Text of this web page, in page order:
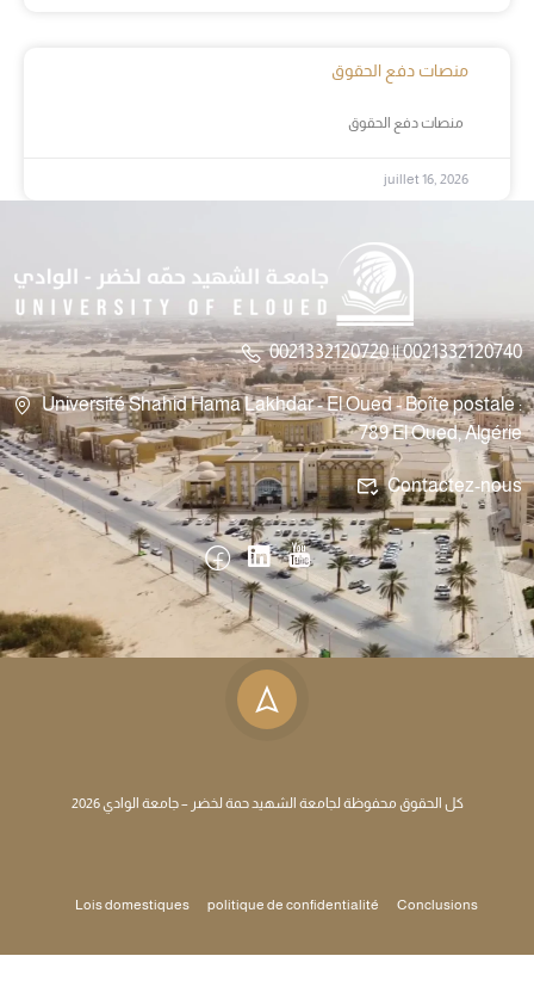
منصات دفع الحقوق
juillet 16, 2026
0021332120720 || 0021332120740
Université Shahid Hama Lakhdar - El Oued - Boîte postale :
789 El Oued, Algérie
Contactez-nous
كل الحقوق محفوظة لجامعة الشهيد حمة لخضر – جامعة الوادي 2026
Lois domestiques politique de confidentialité Conclusions